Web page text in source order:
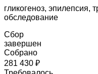
гликогеноз, эпилепсия,
обследование
Сбор
завершен
Собрано
281 430 ₽